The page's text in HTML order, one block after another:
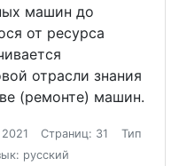
машин до
от ресурса
отрасли знания
(ремонте) машин.
Страниц: 31
Тип
русский